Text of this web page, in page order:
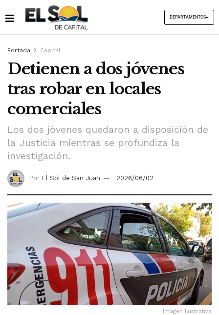
DEPARTAMENTOS
Portada Capital
Detienen a dos jóvenes
tras robar en locales
comerciales
Los dos jóvenes quedaron a disposición de
la Justicia mientras se profundiza la
investigación.
Por El Sol de San Juan 2026/06/02
Imagen Ilustrativa